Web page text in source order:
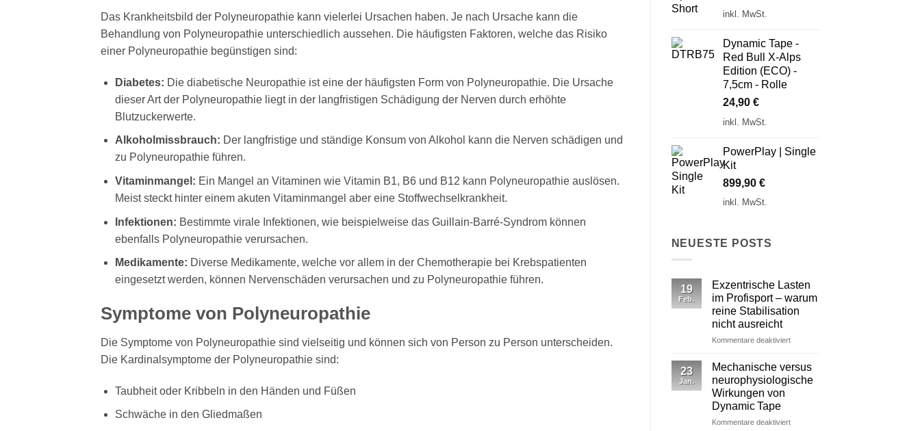
Das Krankheitsbild der Polyneuropathie kann vielerlei Ursachen haben. Je nach Ursache kann die
Behandlung von Polyneuropathie unterschiedlich aussehen. Die häufigsten Faktoren, welche das Risiko
einer Polyneuropathie begünstigen sind:
Diabetes: Die diabetische Neuropathie ist eine der häufigsten Form von Polyneuropathie. Die Ursache
dieser Art der Polyneuropathie liegt in der langfristigen Schädigung der Nerven durch erhöhte
Blutzuckerwerte.
Alkoholmissbrauch: Der langfristige und ständige Konsum von Alkohol kann die Nerven schädigen und
zu Polyneuropathie führen.
Vitaminmangel: Ein Mangel an Vitaminen wie Vitamin B1, B6 und B12 kann Polyneuropathie auslösen.
Meist steckt hinter einem akuten Vitaminmangel aber eine Stoffwechselkrankheit.
Infektionen: Bestimmte virale Infektionen, wie beispielweise das Guillain-Barré-Syndrom können
ebenfalls Polyneuropathie verursachen.
Medikamente: Diverse Medikamente, welche vor allem in der Chemotherapie bei Krebspatienten
eingesetzt werden, können Nervenschäden verursachen und zu Polyneuropathie führen.
Symptome von Polyneuropathie
Die Symptome von Polyneuropathie sind vielseitig und können sich von Person zu Person unterscheiden.
Die Kardinalsymptome der Polyneuropathie sind:
Taubheit oder Kribbeln in den Händen und Füßen
Schwäche in den Gliedmaßen
inkl. MwSt.
Dynamic Tape -
Red Bull X-Alps
Edition (ECO) -
7,5cm - Rolle
24,90 €
inkl. MwSt.
PowerPlay | Single
Kit
899,90 €
inkl. MwSt.
NEUESTE POSTS
19
Feb.
Exzentrische Lasten
im Profisport – warum
reine Stabilisation
nicht ausreicht
Kommentare deaktiviertfür
Profisport
reine
23
Jan.
Mechanische versus
neurophysiologische
Wirkungen von
Dynamic Tape
Kommentare deaktiviertfür